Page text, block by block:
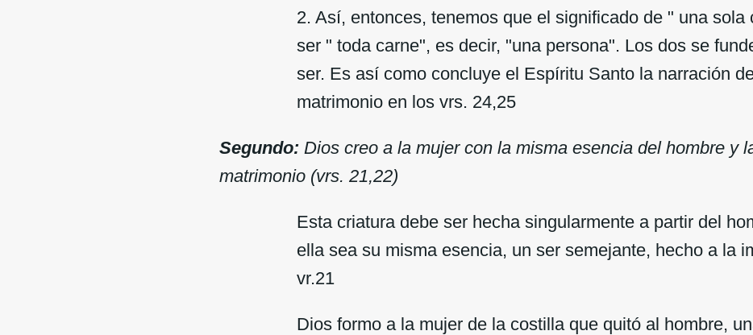
2. Así, entonces, tenemos que el significado de " una sola
ser " toda carne", es decir, "una persona". Los dos se
ser. Es así como concluye el Espíritu Santo la narración
matrimonio en los vrs. 24,25
Segundo: Dios creo a la mujer con la misma esencia del hombre y
matrimonio (vrs. 21,22)
Esta criatura debe ser hecha singularmente a partir del
ella sea su misma esencia, un ser semejante, hecho a la
vr.21
Dios formo a la mujer de la costilla que quitó al hombre,